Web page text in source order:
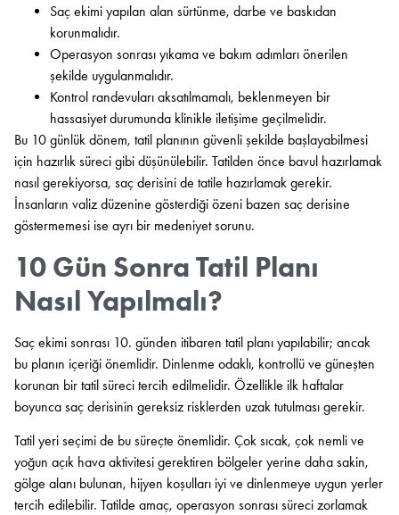
Saç ekimi yapılan alan sürtünme, darbe ve baskıdan
korunmalıdır.
Operasyon sonrası yıkama ve bakım adımları önerilen
şekilde uygulanmalıdır.
Kontrol randevuları aksatılmamalı, beklenmeyen bir
hassasiyet durumunda klinikle iletişime geçilmelidir.
Bu 10 günlük dönem, tatil planının güvenli şekilde başlayabilmesi
için hazırlık süreci gibi düşünülebilir. Tatilden önce bavul hazırlamak
nasıl gerekiyorsa, saç derisini de tatile hazırlamak gerekir.
İnsanların valiz düzenine gösterdiği özeni bazen saç derisine
göstermemesi ise ayrı bir medeniyet sorunu.
10 Gün Sonra Tatil Planı
Nasıl Yapılmalı?
Saç ekimi sonrası 10. günden itibaren tatil planı yapılabilir; ancak
bu planın içeriği önemlidir. Dinlenme odaklı, kontrollü ve güneşten
korunan bir tatil süreci tercih edilmelidir. Özellikle ilk haftalar
boyunca saç derisinin gereksiz risklerden uzak tutulması gerekir.
Tatil yeri seçimi de bu süreçte önemlidir. Çok sıcak, çok nemli ve
yoğun açık hava aktivitesi gerektiren bölgeler yerine daha sakin,
gölge alanı bulunan, hijyen koşulları iyi ve dinlenmeye uygun yerler
tercih edilebilir. Tatilde amaç, operasyon sonrası süreci zorlamak